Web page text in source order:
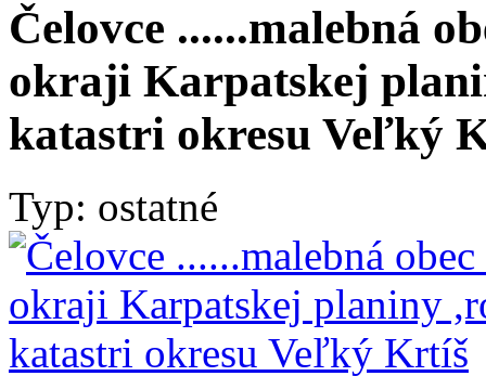
Čelovce ......malebná
okraji Karpatskej
katastri okresu Veľký
Typ: ostatné